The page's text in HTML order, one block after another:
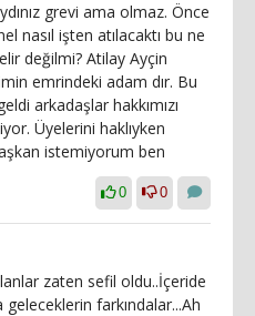
grevi ama olmaz. Önce
nasıl işten atılacaktı bu ne
değilmi? Atilay Ayçin
emrindeki adam dır. Bu
arkadaşlar hakkımızı
Üyelerini haklıyken
istemiyorum ben
0 0
zaten sefil oldu..İçeride
geleceklerin farkındalar...Ah